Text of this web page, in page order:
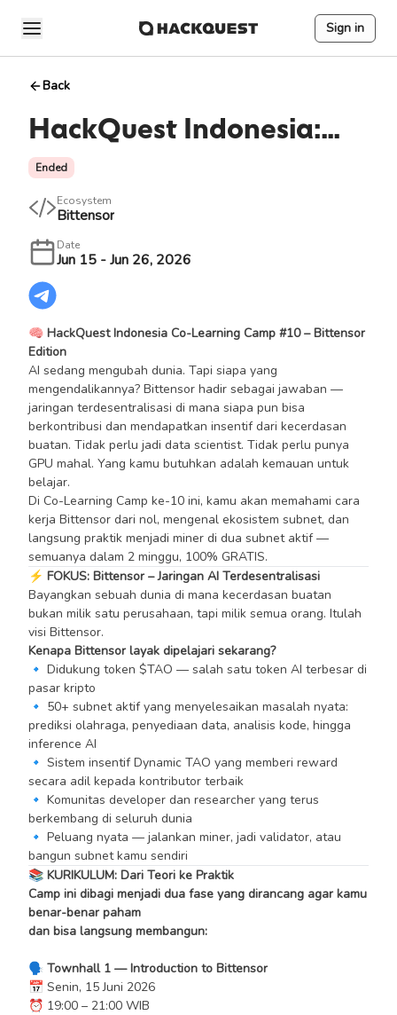
Sign in
Back
HackQuest Indonesia:
Co-Learning Camp #10
Ended
Ecosystem
Bittensor
Date
Jun 15 - Jun 26, 2026
🧠 HackQuest Indonesia Co-Learning Camp #10 – Bittensor
Edition
AI sedang mengubah dunia. Tapi siapa yang
mengendalikannya? Bittensor hadir sebagai jawaban —
jaringan terdesentralisasi di mana siapa pun bisa
berkontribusi dan mendapatkan insentif dari kecerdasan
buatan. Tidak perlu jadi data scientist. Tidak perlu punya
GPU mahal. Yang kamu butuhkan adalah kemauan untuk
belajar.
Di Co-Learning Camp ke-10 ini, kamu akan memahami cara
kerja Bittensor dari nol, mengenal ekosistem subnet, dan
langsung praktik menjadi miner di dua subnet aktif —
semuanya dalam 2 minggu, 100% GRATIS.
⚡ FOKUS: Bittensor – Jaringan AI Terdesentralisasi
Bayangkan sebuah dunia di mana kecerdasan buatan
bukan milik satu perusahaan, tapi milik semua orang. Itulah
visi Bittensor.
Kenapa Bittensor layak dipelajari sekarang?
🔹 Didukung token $TAO — salah satu token AI terbesar di
pasar kripto
🔹 50+ subnet aktif yang menyelesaikan masalah nyata:
prediksi olahraga, penyediaan data, analisis kode, hingga
inference AI
🔹 Sistem insentif Dynamic TAO yang memberi reward
secara adil kepada kontributor terbaik
🔹 Komunitas developer dan researcher yang terus
berkembang di seluruh dunia
🔹 Peluang nyata — jalankan miner, jadi validator, atau
bangun subnet kamu sendiri
📚 KURIKULUM: Dari Teori ke Praktik
Camp ini dibagi menjadi dua fase yang dirancang agar kamu
benar-benar paham
dan bisa langsung membangun:
🗣️ Townhall 1 — Introduction to Bittensor
📅 Senin, 15 Juni 2026
⏰ 19:00 – 21:00 WIB